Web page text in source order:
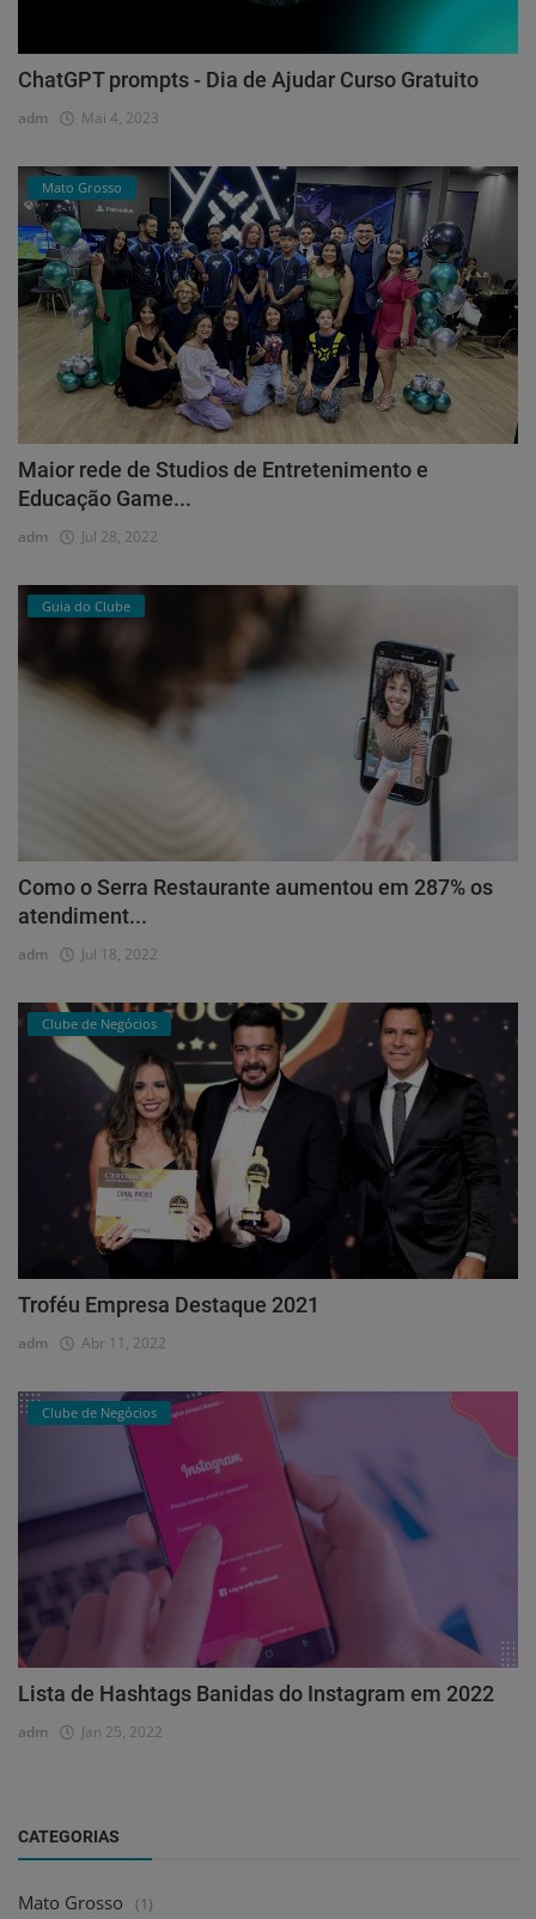
ChatGPT prompts - Dia de Ajudar Curso Gratuito
adm Mai 4, 2023
Mato Grosso
Maior rede de Studios de Entretenimento e
Educação Game...
adm Jul 28, 2022
Guia do Clube
Como o Serra Restaurante aumentou em 287% os
atendiment...
adm Jul 18, 2022
Clube de Negócios
Troféu Empresa Destaque 2021
adm Abr 11, 2022
Clube de Negócios
Lista de Hashtags Banidas do Instagram em 2022
adm Jan 25, 2022
CATEGORIAS
Mato Grosso (1)